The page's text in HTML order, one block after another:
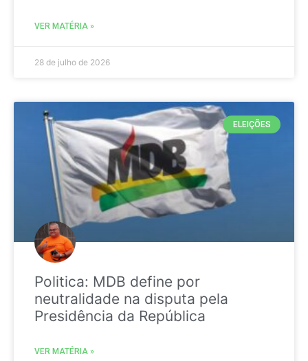
VER MATÉRIA »
28 de julho de 2026
ELEIÇÕES
Politica: MDB define por
neutralidade na disputa pela
Presidência da República
VER MATÉRIA »